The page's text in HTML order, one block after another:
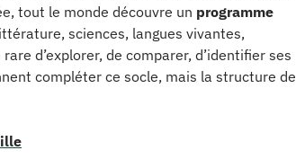
tout le monde découvre un programme
sciences, langues vivantes,
d’explorer, de comparer, d’identifier ses
compléter ce socle, mais la structure de